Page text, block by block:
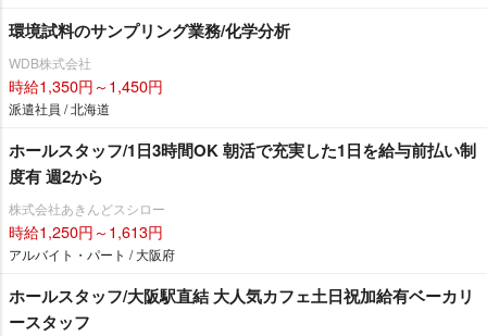
環境試料のサンプリング業務/化学分析
WDB株式会社
時給1,350円～1,450円
派遣社員 / 北海道
ホールスタッフ/1日3時間OK 朝活で充実した1日を給与前払い制
度有 週2から
株式会社あきんどスシロー
時給1,250円～1,613円
アルバイト・パート / 大阪府
ホールスタッフ/大阪駅直結 大人気カフェ土日祝加給有ベーカリ
ースタッフ